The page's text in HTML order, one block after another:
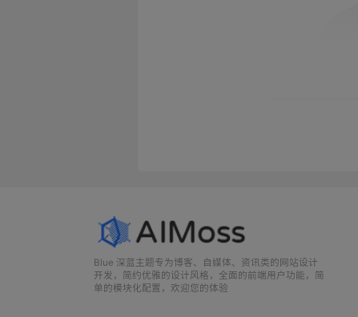
Blue 深蓝主题专为博客、自媒体、资讯类的网站设计
开发，简约优雅的设计风格，全面的前端用户功能，简
单的模块化配置，欢迎您的体验